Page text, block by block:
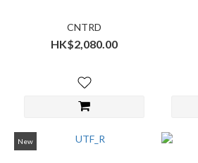
CNTRD
HK$2,080.00
New